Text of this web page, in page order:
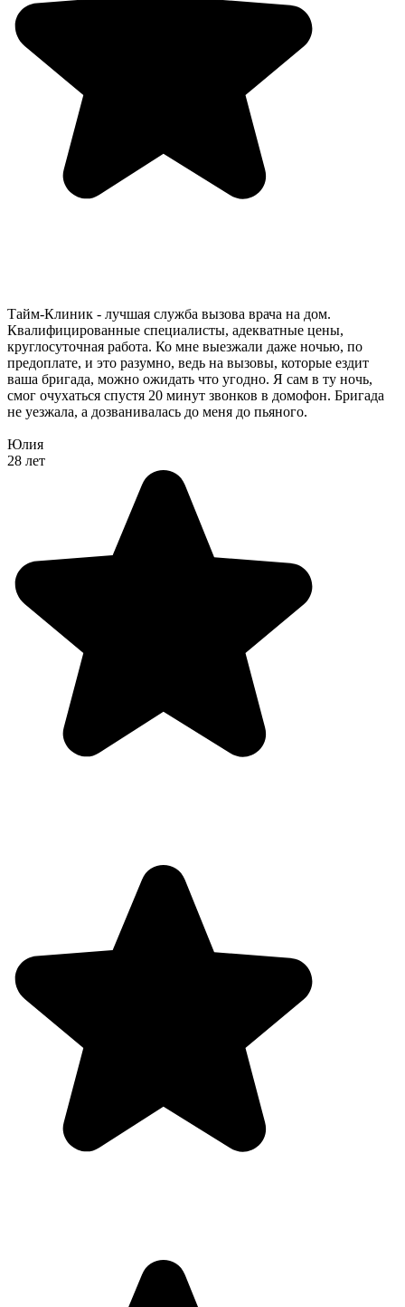
Тайм-Клиник - лучшая служба вызова врача на дом.
Квалифицированные специалисты, адекватные цены,
круглосуточная работа. Ко мне выезжали даже ночью, по
предоплате, и это разумно, ведь на вызовы, которые ездит
ваша бригада, можно ожидать что угодно. Я сам в ту ночь,
смог очухаться спустя 20 минут звонков в домофон. Бригада
не уезжала, а дозванивалась до меня до пьяного.
Юлия
28 лет